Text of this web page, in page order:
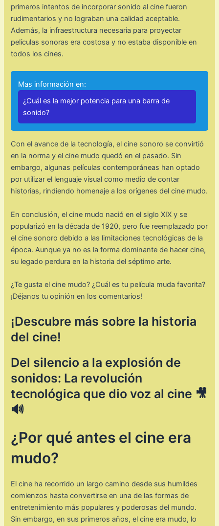
primeros intentos de incorporar sonido al cine fueron
rudimentarios y no lograban una calidad aceptable.
Además, la infraestructura necesaria para proyectar
películas sonoras era costosa y no estaba disponible en
todos los cines.
Mas información en:
¿Cuál es la mejor potencia para una barra de
sonido?
Con el avance de la tecnología, el cine sonoro se convirtió
en la norma y el cine mudo quedó en el pasado. Sin
embargo, algunas películas contemporáneas han optado
por utilizar el lenguaje visual como medio de contar
historias, rindiendo homenaje a los orígenes del cine mudo.
En conclusión, el cine mudo nació en el siglo XIX y se
popularizó en la década de 1920, pero fue reemplazado por
el cine sonoro debido a las limitaciones tecnológicas de la
época. Aunque ya no es la forma dominante de hacer cine,
su legado perdura en la historia del séptimo arte.
¿Te gusta el cine mudo? ¿Cuál es tu película muda favorita?
¡Déjanos tu opinión en los comentarios!
¡Descubre más sobre la historia
del cine!
Del silencio a la explosión de
sonidos: La revolución
tecnológica que dio voz al cine 🎥
🔊
¿Por qué antes el cine era
mudo?
El cine ha recorrido un largo camino desde sus humildes
comienzos hasta convertirse en una de las formas de
entretenimiento más populares y poderosas del mundo.
Sin embargo, en sus primeros años, el cine era mudo, lo